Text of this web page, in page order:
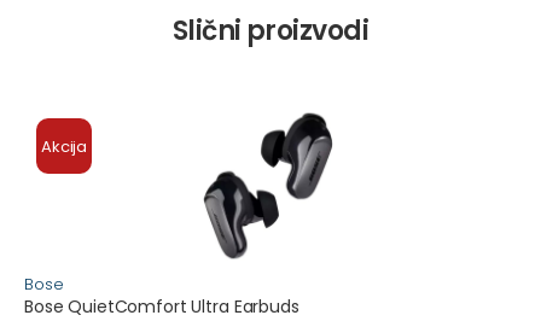
Slični proizvodi
Akcija
Bose
Bose QuietComfort Ultra Earbuds